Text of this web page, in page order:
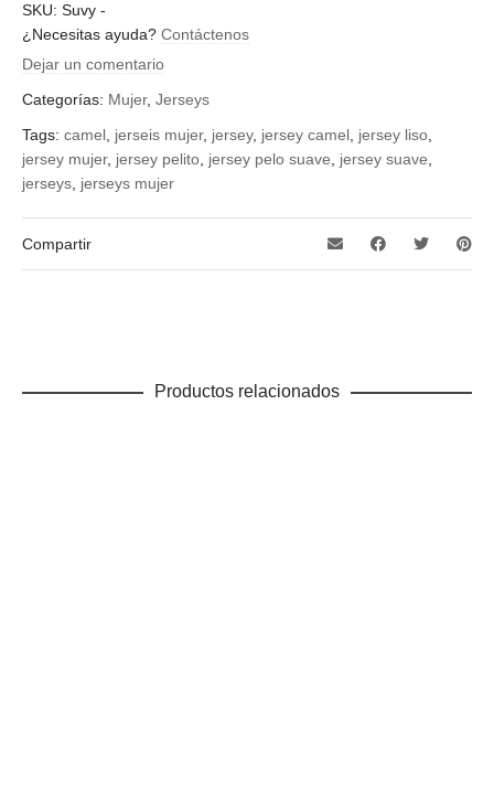
SKU: Suvy -
¿Necesitas ayuda? Contáctenos
Dejar un comentario
Categorías: Mujer, Jerseys
Tags: camel jerseis mujer, jersey, jersey camel jersey liso
jersey mujer, jersey pelito jersey pelo suave jersey suave
jerseys jerseys mujer
Compartir
Productos relacionados